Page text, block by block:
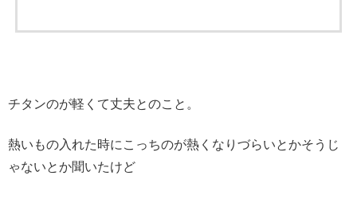
チタンのが軽くて丈夫とのこと。
熱いもの入れた時にこっちのが熱くなりづらいとかそうじ
ゃないとか聞いたけど